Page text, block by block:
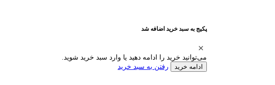
پکیج به سبد خرید اضافه شد
می‌توانید خرید را ادامه دهید یا وارد سبد خرید شوید.
ادامه خرید رفتن به سبد خرید